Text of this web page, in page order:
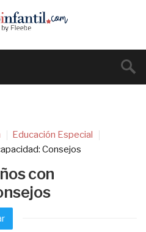
Educación Especial
Consejos
con